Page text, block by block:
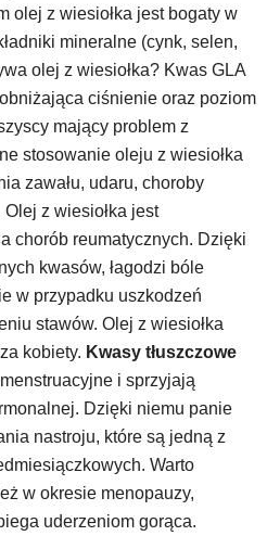
olej z wiesiołka jest bogaty w
mineralne (cynk, selen,
olej z wiesiołka? Kwas GLA
ciśnienie oraz poziom
mający problem z
stosowanie oleju z wiesiołka
zawału, udaru, choroby
z wiesiołka jest
chorób reumatycznych. Dzięki
kwasów, łagodzi bóle
w przypadku uszkodzeń
stawów. Olej z wiesiołka
kobiety. Kwasy tłuszczowe
i sprzyjają
Dzięki niemu panie
nastroju, które są jedną z
Warto
w okresie menopauzy,
uderzeniom gorąca.